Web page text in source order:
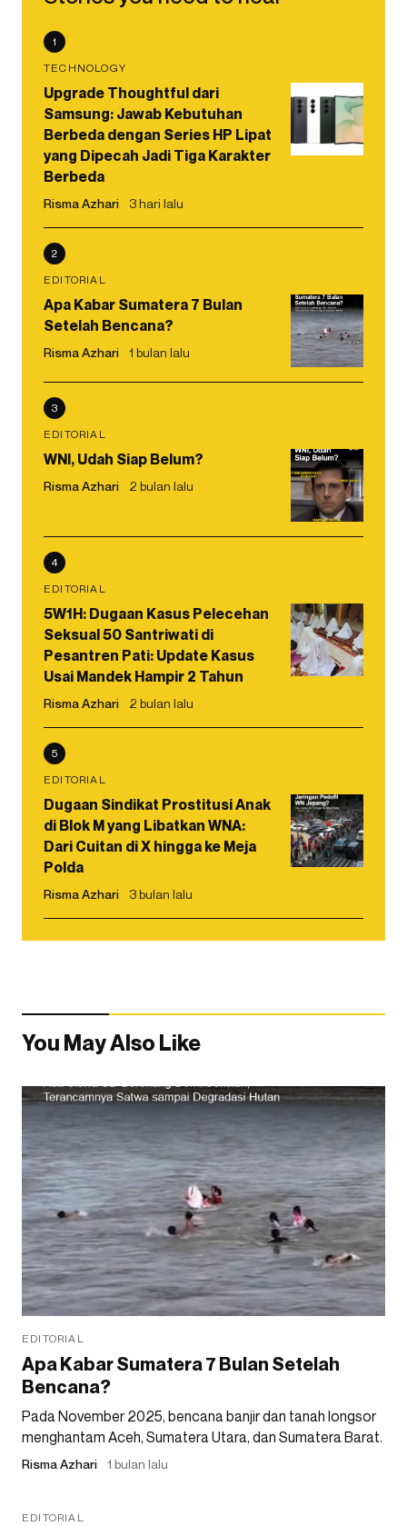
1
TECHNOLOGY
Upgrade Thoughtful dari
Samsung: Jawab Kebutuhan
Berbeda dengan Series HP Lipat
yang Dipecah Jadi Tiga Karakter
Berbeda
Risma Azhari 3 hari lalu
2
EDITORIAL
Apa Kabar Sumatera 7 Bulan
Setelah Bencana?
Risma Azhari 1 bulan lalu
3
EDITORIAL
WNI, Udah Siap Belum?
Risma Azhari 2 bulan lalu
4
EDITORIAL
5W1H: Dugaan Kasus Pelecehan
Seksual 50 Santriwati di
Pesantren Pati: Update Kasus
Usai Mandek Hampir 2 Tahun
Risma Azhari 2 bulan lalu
5
EDITORIAL
Dugaan Sindikat Prostitusi Anak
di Blok M yang Libatkan WNA:
Dari Cuitan di X hingga ke Meja
Polda
Risma Azhari 3 bulan lalu
You May Also Like
EDITORIAL
Apa Kabar Sumatera 7 Bulan Setelah
Bencana?
Pada November 2025, bencana banjir dan tanah longsor
menghantam Aceh, Sumatera Utara, dan Sumatera Barat.
Risma Azhari 1 bulan lalu
EDITORIAL